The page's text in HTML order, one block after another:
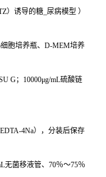
）诱导的糖_尿病模型 ）
胞培养瓶、D-MEM培养
G；10000μg/mL硫酸链
4Na），分装后保存
无菌移液管、70％～75％